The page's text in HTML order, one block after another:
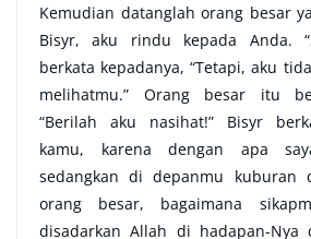
Kemudian datanglah orang besar
Bisyr, aku rindu kepada Anda.
berkata kepadanya, “Tetapi, aku
melihatmu.” Orang besar itu
“Berilah aku nasihat!” Bisyr
kamu, karena dengan apa
sedangkan di depanmu kuburan
orang besar, bagaimana
disadarkan Allah di hadapan-Nya